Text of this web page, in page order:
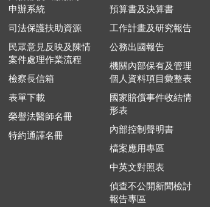
申辦系統
司法保護扶助資源
民眾意見反映及陳情
案件處理作業流程
檢察長信箱
表單下載
榮譽法醫師名冊
特約通譯名冊
預算書及決算書
工作計畫及研究報告
公務出國報告
機關內部保有及管理
個人資料項目彙整表
國家賠償事件收結情
形表
內部控制聲明書
檔案應用專區
中英文對照表
偵查不公開新聞檢討
報告專區